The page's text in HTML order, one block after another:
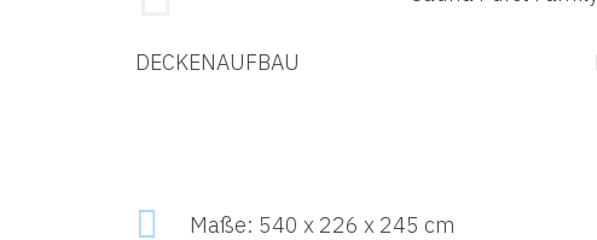
DECKENAUFBAU
Maße: 540 x 226 x 245 cm